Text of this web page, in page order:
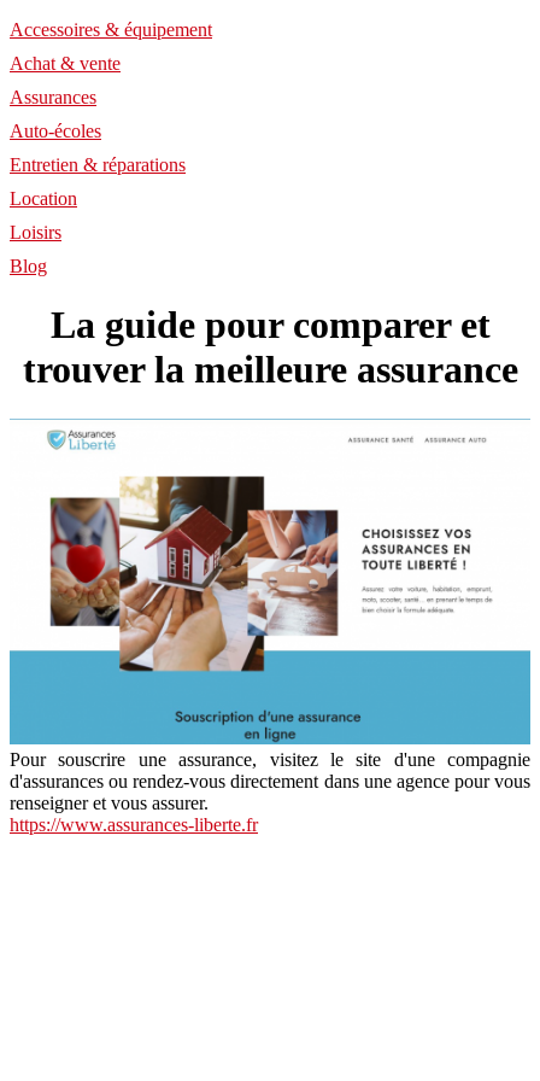
Accessoires & équipement
Achat & vente
Assurances
Auto-écoles
Entretien & réparations
Location
Loisirs
Blog
La guide pour comparer et
trouver la meilleure assurance
Pour souscrire une assurance, visitez le site d'une compagnie
d'assurances ou rendez-vous directement dans une agence pour vous
renseigner et vous assurer.
https://www.assurances-liberte.fr